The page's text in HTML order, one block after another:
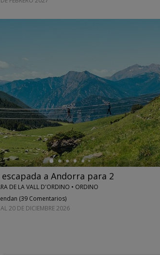
→
a Andorra para 2
DE LA VALL D'ORDINO • ORDINO
(39 Comentarios)
AL 20 DE DICIEMBRE 2026